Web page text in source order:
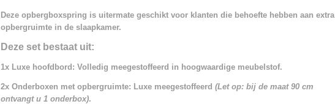
Deze opbergboxspring is uitermate geschikt voor klanten die behoefte hebben aan extra
opbergruimte in de slaapkamer.
Deze set bestaat uit:
1x Luxe hoofdbord: Volledig meegestoffeerd in hoogwaardige meubelstof.
2x Onderboxen met opbergruimte: Luxe meegestoffeerd (Let op: bij de maat 90 cm
ontvangt u 1 onderbox).